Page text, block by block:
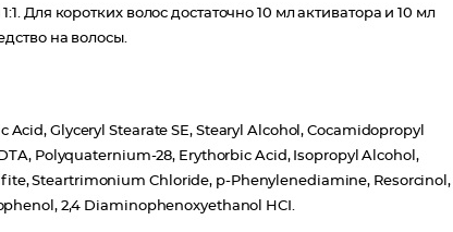
Для коротких волос достаточно 10 мл активатора и 10 мл
на волосы.
Glyceryl Stearate SE, Stearyl Alcohol, Cocamidopropyl
Polyquaternium-28, Erythorbic Acid, Isopropyl Alcohol,
Steartrimonium Chloride, p-Phenylenediamine, Resorcinol,
2,4 Diaminophenoxyethanol HCI.